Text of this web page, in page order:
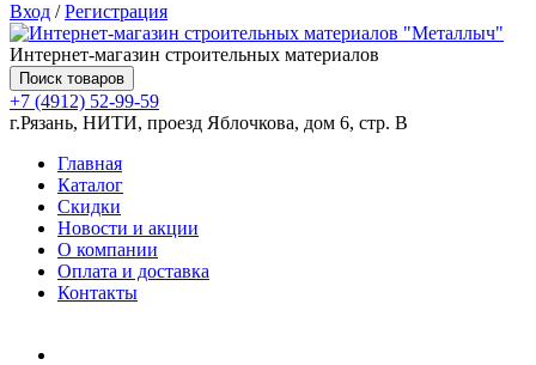
Вход /Регистрация
Интернет-магазин строительных материалов
Поиск товаров
+7 (4912) 52-99-59
г.Рязань, НИТИ, проезд Яблочкова, дом 6, стр. В
Главная
Каталог
Скидки
Новости и акции
О компании
Оплата и доставка
Контакты